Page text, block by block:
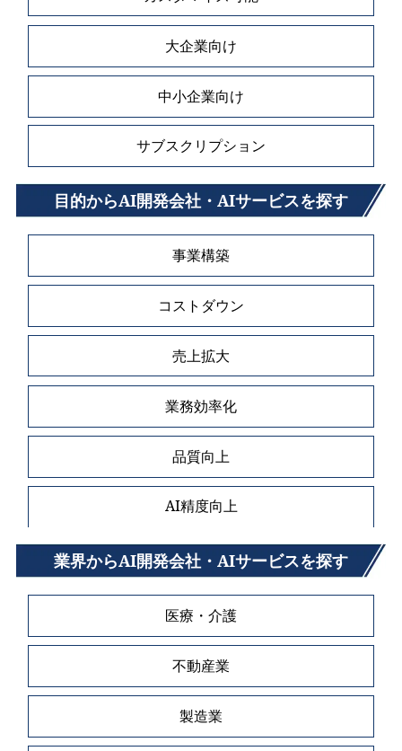
大企業向け
中小企業向け
サブスクリプション
目的からAI開発会社・AIサービスを探す
事業構築
コストダウン
売上拡大
業務効率化
品質向上
AI精度向上
業界からAI開発会社・AIサービスを探す
医療・介護
不動産業
製造業